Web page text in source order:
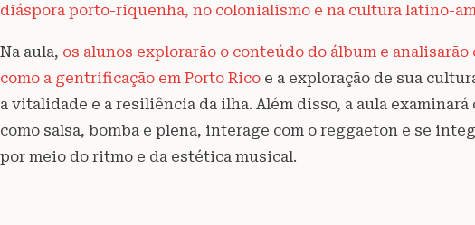
diáspora porto-riquenha, no colonialismo e na cultura latino-
Na aula, os alunos explorarão o conteúdo do álbum e analisarão
como a gentrificação em Porto Rico e a exploração de sua
a vitalidade e a resiliência da ilha. Além disso, a aula
como salsa, bomba e plena, interage com o reggaeton e se
por meio do ritmo e da estética musical.